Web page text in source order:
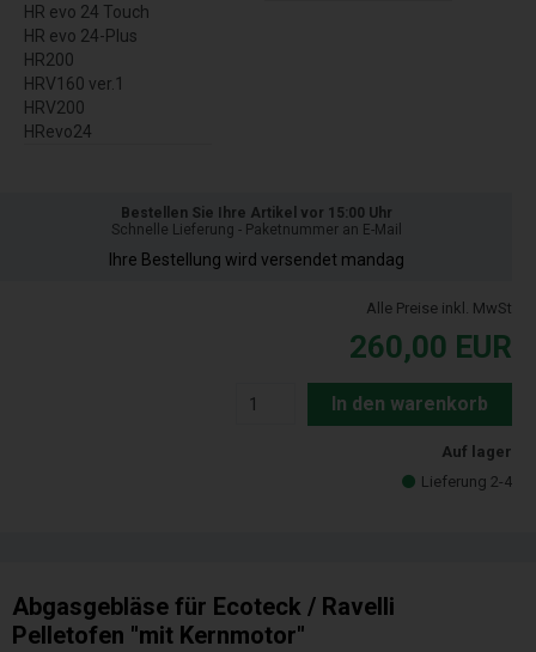
HR evo 24 Touch
HR evo 24-Plus
HR200
HRV160 ver.1
HRV200
HRevo24
Bestellen Sie Ihre Artikel vor 15:00 Uhr
Schnelle Lieferung - Paketnummer an E-Mail
Ihre Bestellung wird versendet mandag
Alle Preise inkl. MwSt
260,00 EUR
In den warenkorb
Auf lager
Lieferung 2-4
Abgasgebläse für Ecoteck / Ravelli
Pelletofen "mit Kernmotor"